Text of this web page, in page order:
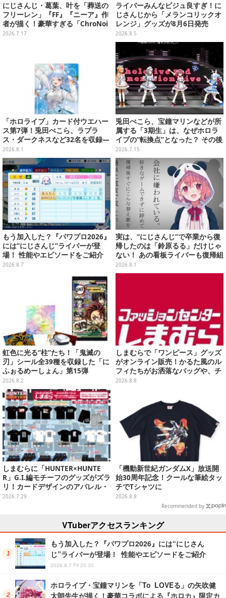
にじさんじ・葛葉、叶を「葬送の
フリーレン」『FF』『ニーア』作
者が描く！豪華すぎる「ChroNoi
R」8周年イラストが公開
2026.7.17
ライバーみんなビジュ良すぎ！に
じさんじから「メランコリックオ
レンジ」グッズが8月6日発売
2026.8.5
「ホロライブ」カード付ウエハー
ス第7弾！兎田ぺこら、ラプラ
ス・ダークネスなど32名を収録―
裏面には手書きメッセージも
2026.8.1
兎田ぺこら、宝鐘マリンなどが所
属する「3期生」は、なぜホロラ
イブの“転換点”となった？ その後
の展開を決定づけた、黄金世代を
振り返る【特集】
2026.7.15
もう加入した？『パワプロ2026』
には“にじさんじ”ライバーが登
場！ 性能やエピソードをご紹介
2026.8.7
実は、“にじさんじ”で卒業から復
帰したのは「鈴原るる」だけじゃ
ない！ あの看板ライバーも復帰組
って知ってた？【特集】
2026.8.1
虹色に光る“柱”たち！「鬼滅の
刃」シール全39種を収録した「に
ふぉるめーしょん」第15弾
2026.8.2
しまむらで「ワンピース」グッズ
がオンライン販売！かるた風のル
フィたちがお洒落なバッグや、チ
ョッパーが可愛いサンダルも
2026.8.8
しまむらに「HUNTER×HUNTE
R」G.I.編モチーフのグッズがズラ
リ！カードデザインのアパレル・
雑貨、ゴレイヌの「オレが3人分
2026.7.29
「機動新世紀ガンダムX」放送開
始30周年記念！クールな筆絵タッ
チでTシャツに
2026.8.8
Recommended by
VTuberアクセスランキング
もう加入した？『パワプロ2026』には“にじさん
じ”ライバーが登場！ 性能やエピソードをご紹介
2026.8.7 Fri 20:30
ホロライブ・宝鐘マリンを「To LOVEる」の矢吹健
太朗先生が描く！豪華コラボによる『ホロカ』限定カ